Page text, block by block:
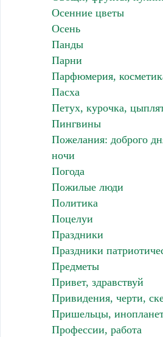
Осенние цветы
Осень
Панды
Парни
Парфюмерия,
Пасха
Петух, курочка,
Пингвины
Пожелания: доброго
ночи
Погода
Пожилые люди
Политика
Поцелуи
Праздники
Праздники
Предметы
Привет, здравствуй
Привидения, черти,
Пришельцы,
Профессии, работа